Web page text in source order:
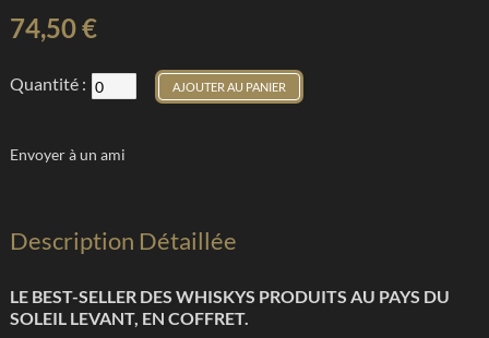
74,50 €
Quantité : AJOUTER AU PANIER
Envoyer à un ami
Description Détaillée
LE BEST-SELLER DES WHISKYS PRODUITS AU PAYS DU
SOLEIL LEVANT, EN COFFRET.